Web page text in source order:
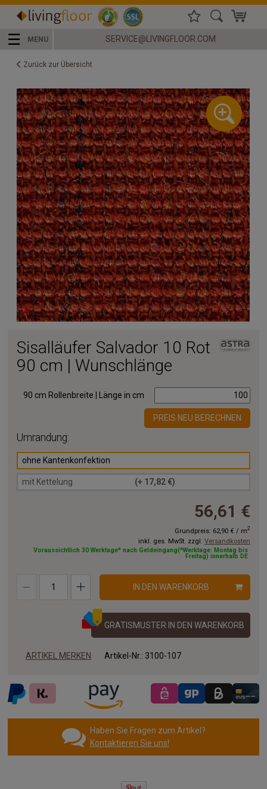
☰ MENU SERVICE@LIVINGFLOOR.COM
Zurück zur Übersicht
Sisalläufer Salvador 10 Rot
90 cm | Wunschlänge
90 cm Rollenbreite | Länge in cm
PREIS NEU BERECHNEN
Umrandung:
ohne Kantenkonfektion
mit Kettelung (+ 17,82 €)
56,61 €
Grundpreis: 62,90 € / m2
inkl. ges. MwSt. zzgl. Versandkosten
Voraussichtlich 30 Werktage* nach Geldeingang(*Werktage: Montag bis
Freitag) innerhalb DE
IN DEN WARENKORB
GRATISMUSTER IN DEN WARENKORB
ARTIKEL MERKEN Artikel-Nr.: 3100-107
Haben Sie Fragen zum Artikel?
Kontaktieren Sie uns!